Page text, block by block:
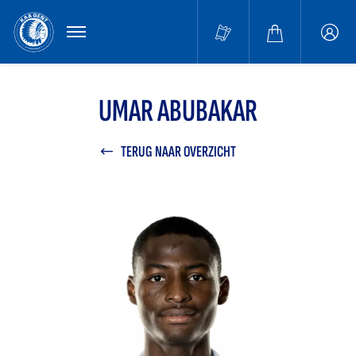
MENU
UMAR ABUBAKAR
TERUG NAAR OVERZICHT